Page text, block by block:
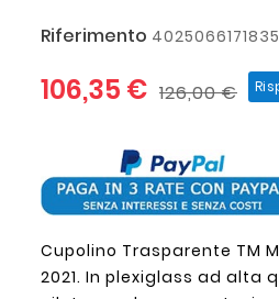
Riferimento 4025066171835
106,35 € 126,00 €
Cupolino Trasparente TM
2021. In plexiglass ad